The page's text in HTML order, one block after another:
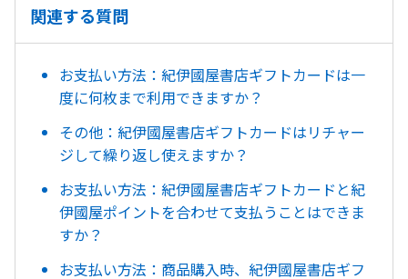
関連する質問
お支払い方法：紀伊國屋書店ギフトカードは一
度に何枚まで利用できますか？
その他：紀伊國屋書店ギフトカードはリチャー
ジして繰り返し使えますか？
お支払い方法：紀伊國屋書店ギフトカードと紀
伊國屋ポイントを合わせて支払うことはできま
すか？
お支払い方法：商品購入時、紀伊國屋書店ギフ